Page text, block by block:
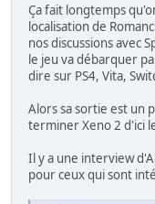
Ça fait longtemps
localisation de
nos discussions avec
le jeu va débarquer
dire sur PS4, Vita,
Alors sa sortie est un
terminer Xeno 2 d'ici
Il y a une interview
pour ceux qui sont